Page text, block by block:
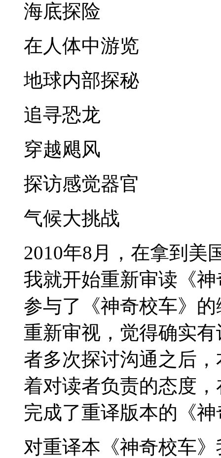
海底探险
在人体中游览
地球内部探秘
追寻恐龙
穿越飓风
探访感觉器官
气候大挑战
2010年8月，在拿到美
我就开始重新审读《
参与了《神奇校车》
重新审视，觉得确实
者多次探讨沟通之后
着对读者负责的态度
完成了重译版本的《
对重译本《神奇校车